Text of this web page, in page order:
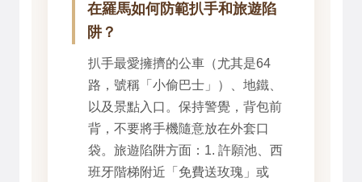
在羅馬如何防範扒手和旅遊陷
阱？
扒手最愛擁擠的公車（尤其是64
路，號稱「小偷巴士」）、地鐵、
以及景點入口。保持警覺，背包前
背，不要將手機隨意放在外套口
袋。旅遊陷阱方面：1. 許願池、西
班牙階梯附近「免費送玫瑰」或